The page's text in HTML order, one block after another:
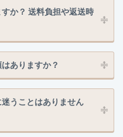
か？ 送料負担や返送時
ありますか？
うことはありません